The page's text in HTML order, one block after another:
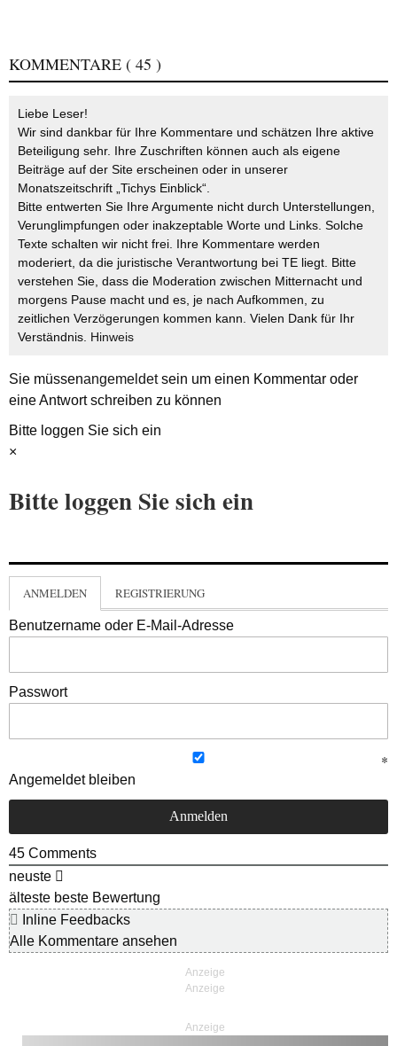
KOMMENTARE ( 45 )
Liebe Leser!
Wir sind dankbar für Ihre Kommentare und schätzen Ihre aktive
Beteiligung sehr. Ihre Zuschriften können auch als eigene
Beiträge auf der Site erscheinen oder in unserer
Monatszeitschrift „Tichys Einblick“.
Bitte entwerten Sie Ihre Argumente nicht durch Unterstellungen,
Verunglimpfungen oder inakzeptable Worte und Links. Solche
Texte schalten wir nicht frei. Ihre Kommentare werden
moderiert, da die juristische Verantwortung bei TE liegt. Bitte
verstehen Sie, dass die Moderation zwischen Mitternacht und
morgens Pause macht und es, je nach Aufkommen, zu
zeitlichen Verzögerungen kommen kann. Vielen Dank für Ihr
Verständnis. Hinweis
Sie müssenangemeldetsein um einen Kommentar oder
eine Antwort schreiben zu können
Bitte loggen Sie sich ein
×
Bitte loggen Sie sich ein
ANMELDEN REGISTRIERUNG
Benutzername oder E-Mail-Adresse
Passwort
Angemeldet bleiben
45 Comments
neuste
älteste beste Bewertung
Inline Feedbacks
Alle Kommentare ansehen
Anzeige